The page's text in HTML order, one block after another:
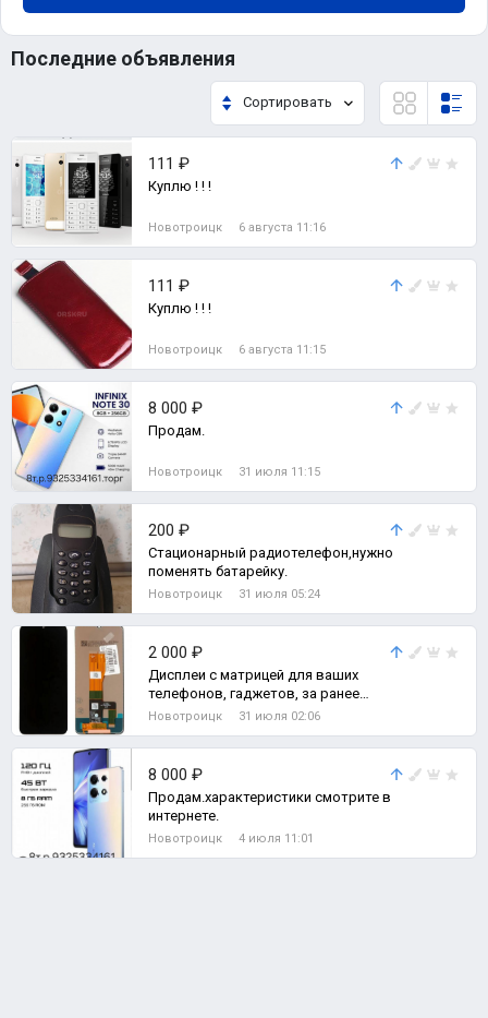
Последние объявления
Сортировать
111 ₽
Куплю ! ! !
Новотроицк 6 августа 11:16
111 ₽
Куплю ! ! !
Новотроицк 6 августа 11:15
8 000 ₽
Продам.
Новотроицк 31 июля 11:15
200 ₽
Стационарный радиотелефон,нужно
поменять батарейку.
Новотроицк 31 июля 05:24
2 000 ₽
Дисплеи с матрицей для ваших
телефонов, гаджетов, за ранее
узнавайте есть на вашу марку
Новотроицк 31 июля 02:06
8 000 ₽
Продам.характеристики смотрите в
интернете.
Новотроицк 4 июля 11:01